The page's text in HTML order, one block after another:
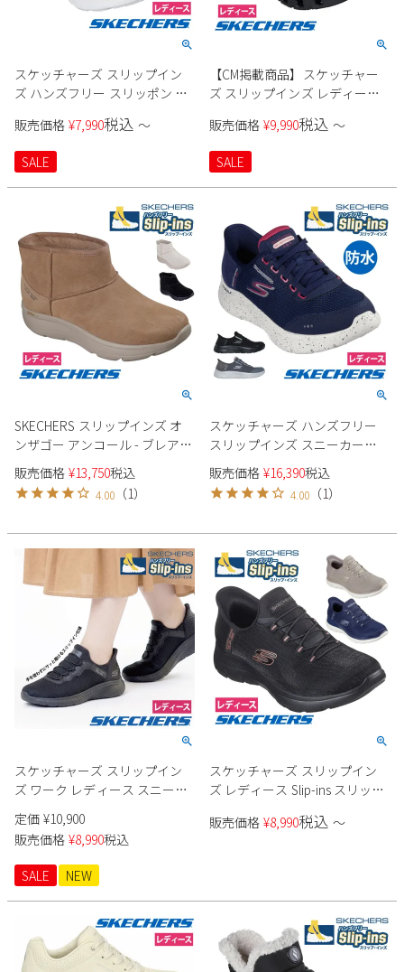
スケッチャーズ スリップイン
ズ ハンズフリー スリッポン ス
ニュー デイリー Slip-ins
SKECHERS 150263 SUMMITS
NEW DAILY BBK TPE ブラック
黒 トープ ノーマル幅 履きやす
販売価格 ¥7,990税込 〜
SALE
【CM掲載商品】スケッチャー
ズ スリップインズ レディース
スリッポン ウォーキングシュ
ーズ SKECHERS Slip-ins グライ
ドステップ プロ 150420 ブラッ
ク トープ マルチ 靴 履きやすい
ゴム紐 ノーマル幅 黒
販売価格 ¥9,990税込 〜
SALE
SKECHERS スリップインズ オ
ンザゴー アンコール - ブレア
144853 レディース ブーツ
販売価格 ¥13,750税込
4.00 （1）
スケッチャーズ ハンズフリー
スリップインズ スニーカー
124846W レディース SKECHERS
GOWALKFLE ローカット 防水
4E
販売価格 ¥16,390税込
4.00 （1）
スケッチャーズ スリップイン
ズ ワーク レディース スニーカ
ー 防滑 滑りにくい 雨 靴 スクワ
ッド カオス SR ジャスル 108194
ブラック 黒 SKECHERS
定価 ¥10,900
販売価格 ¥8,990税込
SALE
NEW
スケッチャーズ スリップイン
ズ レディース Slip-ins スリッポ
ミッツ クラッシーナイト
販売価格 ¥8,990税込 〜